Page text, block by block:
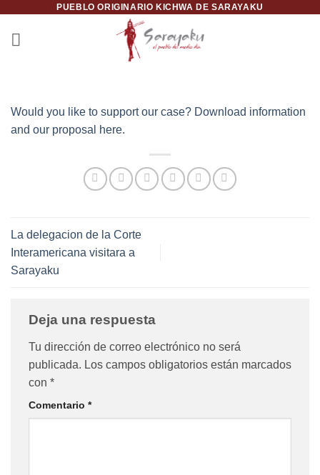
contenido
PUEBLO ORIGINARIO KICHWA DE SARAYAKU
Would you like to support our case? Download information
and our proposal here.
La delegacion de la Corte
Interamericana visitara a
Sarayaku
Deja una respuesta
Tu dirección de correo electrónico no será
publicada. Los campos obligatorios están marcados
con *
Comentario *